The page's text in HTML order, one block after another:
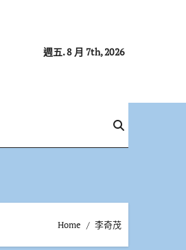
週五. 8 月 7th, 2026
Home 李奇茂